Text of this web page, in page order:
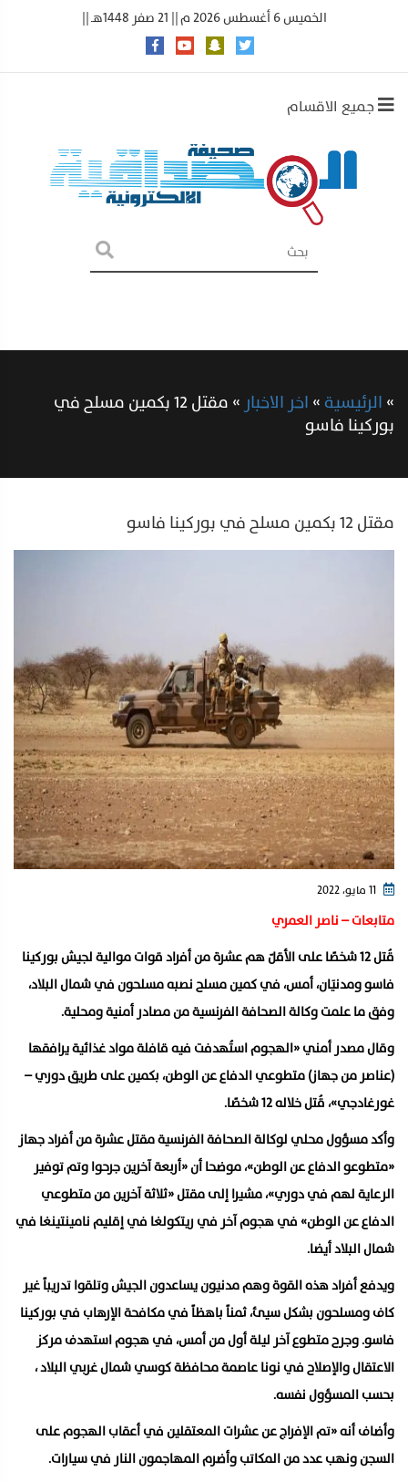
الخميس 6 أغسطس 2026 م || 21 صفر 1448هـ ||
جميع الاقسام
»الرئيسية»اخر الاخبار »
مقتل 12 بكمين مسلح في
بوركينا فاسو
مقتل 12 بكمين مسلح في بوركينا فاسو
متابعات – ناصر العمري
قُتل 12 شخصًا على الأقلّ هم عشرة من أفراد قوات موالية لجيش بوركينا
فاسو ومدنيَان، أمس، في كمين مسلح نصبه مسلحون في شمال البلاد،
وفق ما علمت وكالة الصحافة الفرنسية من مصادر أمنية ومحلية.
وقال مصدر أمني «الهجوم استُهدفت فيه قافلة مواد غذائية يرافقها
(عناصر من جهاز) متطوعي الدفاع عن الوطن، بكمين على طريق دوري –
غورغادجي»، قُتل خلاله 12 شخصًا.
وأكد مسؤول محلي لوكالة الصحافة الفرنسية مقتل عشرة من أفراد جهاز
«متطوعو الدفاع عن الوطن»، موضحا أن «أربعة آخرين جرحوا وتم توفير
الرعاية لهم في دوري»، مشيرا إلى مقتل «ثلاثة آخرين من متطوعي
الدفاع عن الوطن» في هجوم آخر في ريتكولغا في إقليم نامينتينغا في
شمال البلاد أيضا.
ويدفع أفراد هذه القوة وهم مدنيون يساعدون الجيش وتلقوا تدريباً غير
كاف ومسلحون بشكل سيئ، ثمناً باهظاً في مكافحة الإرهاب في بوركينا
فاسو. وجرح متطوع آخر ليلة أول من أمس، في هجوم استهدف مركز
الاعتقال والإصلاح في نونا عاصمة محافظة كوسي شمال غربي البلاد ،
بحسب المسؤول نفسه.
وأضاف أنه «تم الإفراج عن عشرات المعتقلين في أعقاب الهجوم على
السجن ونهب عدد من المكاتب وأضرم المهاجمون النار في سيارات.